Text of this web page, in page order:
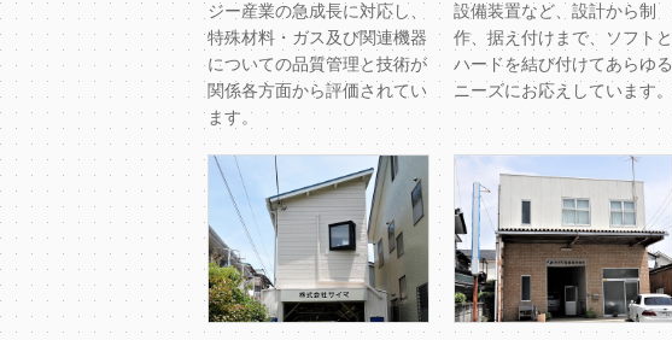
ジー産業の急成長に対応し、
特殊材料・ガス及び関連機器
についての品質管理と技術が
関係各方面から評価されてい
ます。
設備装置など、設計から制
作、据え付けまで、ソフトと
ハードを結び付けてあらゆる
ニーズにお応えしています。